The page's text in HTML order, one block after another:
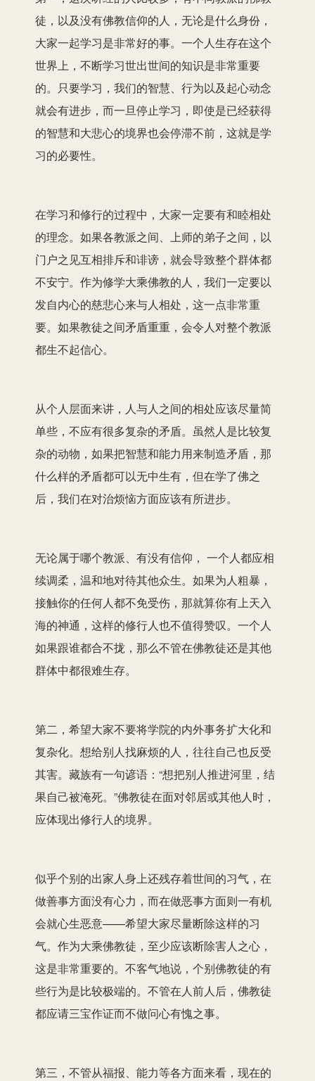
徒，以及没有佛教信仰的人，无论是什么身份，
大家一起学习是非常好的事。一个人生存在这个
世界上，不断学习世出世间的知识是非常重要
的。只要学习，我们的智慧、行为以及起心动念
就会有进步，而一旦停止学习，即使是已经获得
的智慧和大悲心的境界也会停滞不前，这就是学
习的必要性。
在学习和修行的过程中，大家一定要有和睦相处
的理念。如果各教派之间、上师的弟子之间，以
门户之见互相排斥和诽谤，就会导致整个群体都
不安宁。作为修学大乘佛教的人，我们一定要以
发自内心的慈悲心来与人相处，这一点非常重
要。如果教徒之间矛盾重重，会令人对整个教派
都生不起信心。
从个人层面来讲，人与人之间的相处应该尽量简
单些，不应有很多复杂的矛盾。虽然人是比较复
杂的动物，如果把智慧和能力用来制造矛盾，那
什么样的矛盾都可以无中生有，但在学了佛之
后，我们在对治烦恼方面应该有所进步。
无论属于哪个教派、有没有信仰， 一个人都应相
续调柔，温和地对待其他众生。如果为人粗暴，
接触你的任何人都不免受伤，那就算你有上天入
海的神通，这样的修行人也不值得赞叹。一个人
如果跟谁都合不拢，那么不管在佛教徒还是其他
群体中都很难生存。
第二，希望大家不要将学院的内外事务扩大化和
复杂化。想给别人找麻烦的人，往往自己也反受
其害。藏族有一句谚语：“想把别人推进河里，结
果自己被淹死。”佛教徒在面对邻居或其他人时，
应体现出修行人的境界。
似乎个别的出家人身上还残存着世间的习气，在
做善事方面没有心力，而在做恶事方面则一有机
会就心生恶意——希望大家尽量断除这样的习
气。作为大乘佛教徒，至少应该断除害人之心，
这是非常重要的。不客气地说，个别佛教徒的有
些行为是比较极端的。不管在人前人后，佛教徒
都应请三宝作证而不做问心有愧之事。
第三，不管从福报、能力等各方面来看，现在的